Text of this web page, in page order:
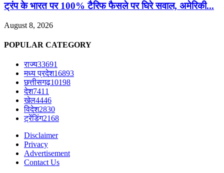
ट्रंप के भारत पर 100% टैरिफ फैसले पर घिरे सवाल, अमेरिकी...
August 8, 2026
POPULAR CATEGORY
राज्य33691
मध्य प्रदेश16893
छत्तीसगढ़10198
देश7411
खेल4446
विदेश2830
ट्रेंडिंग2168
Disclaimer
Privacy
Advertisement
Contact Us